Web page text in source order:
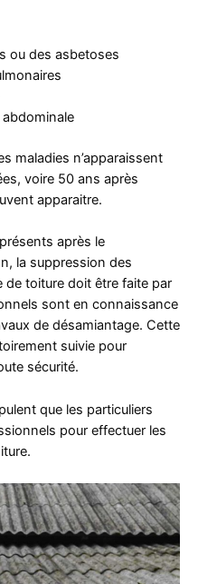
ou des asbetoses
maladies n’apparaissent
voire 50 ans après
apparaitre.
après le
la suppression des
de toiture doit être faite par
sont en connaissance
de désamiantage. Cette
suivie pour
sécurité.
que les particuliers
pour effectuer les